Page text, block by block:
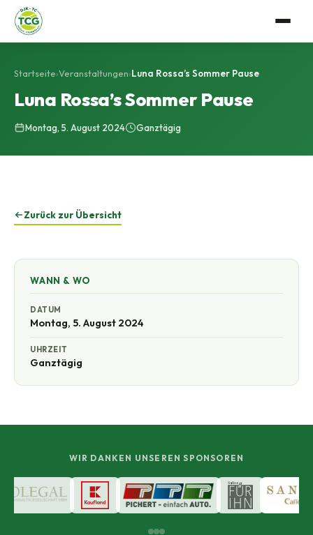
Mitgliedschaft
Vorstandschaft
Geschichte
Tennis
Trainerteam
Mannschaftssport
Events
Startseite›Veranstaltungen›Luna Rossa’s Sommer Pause
Luna Rossa’s Sommer Pause
Montag, 5. August 2024 Ganztägig
Zurück zur Übersicht
WANN & WO
DATUM
Montag, 5. August 2024
UHRZEIT
Ganztägig
WIR DANKEN UNSEREN SPONSOREN